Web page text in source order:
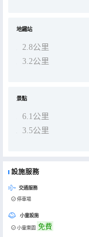
地鐵站
2.8公里
3.2公里
景點
6.1公里
3.5公里
設施服務
交通服務
停車場
小童設施
小童樂園 免費